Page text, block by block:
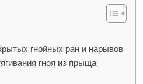
гнойных ран и нарывов
гноя из прыща